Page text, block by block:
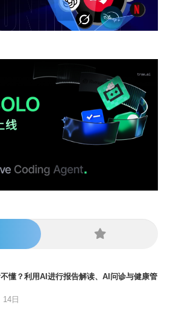
懂？利用AI进行报告解读、AI问诊与健康管
日